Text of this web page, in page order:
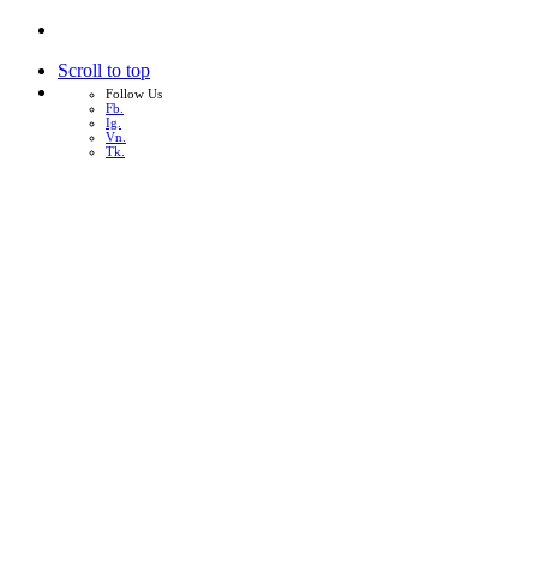
Scroll to top
Follow Us
Fb.
Ig.
Vn.
Tk.